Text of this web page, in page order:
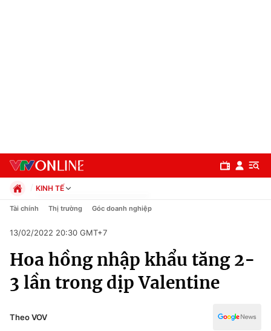
Chuyên mục
Chính trị
KINH TẾ
Chính trị
Pháp luật
Kinh tế
Thể thao
Truyền hình
Y tế
Tài chính Thị trường Góc doanh nghiệp
13/02/2022 20:30 GMT+7
Hoa hồng nhập khẩu tăng 2-
3 lần trong dịp Valentine
Theo VOV